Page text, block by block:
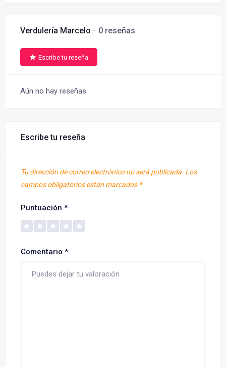
Verdulería Marcelo 0 reseñas
Escribe tu reseña
Aún no hay reseñas.
Escribe tu reseña
Tu dirección de correo electrónico no será publicada. Los
campos obligatorios están marcados *
Puntuación *
Comentario *